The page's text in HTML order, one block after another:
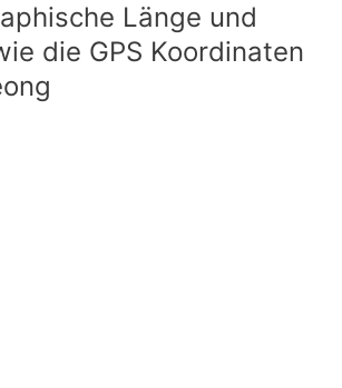
Länge und
die GPS Koordinaten